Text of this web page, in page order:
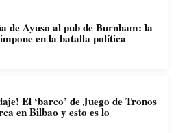
de Ayuso al pub de Burnham: la
en la batalla política
El ‘barco’ de Juego de Tronos
en Bilbao y esto es lo